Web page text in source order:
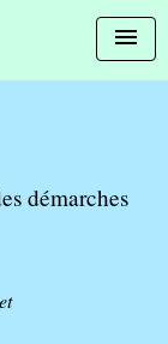
menu
démarches